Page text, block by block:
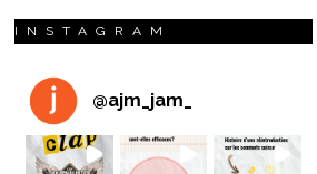
INSTAGRAM
@ajm_jam_